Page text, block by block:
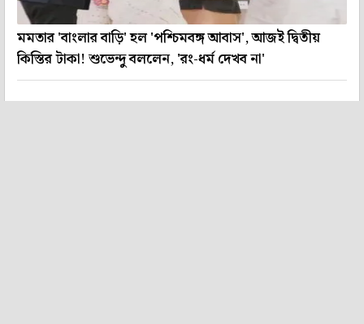
মমতার 'বাংলার বাড়ি' হল 'পশ্চিমবঙ্গ আবাস', আজই দ্বিতীয়
কিস্তির টাকা! শুভেন্দু বললেন, 'রং-ধর্ম দেখব না'